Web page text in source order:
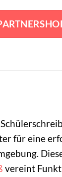
für eine
vereint